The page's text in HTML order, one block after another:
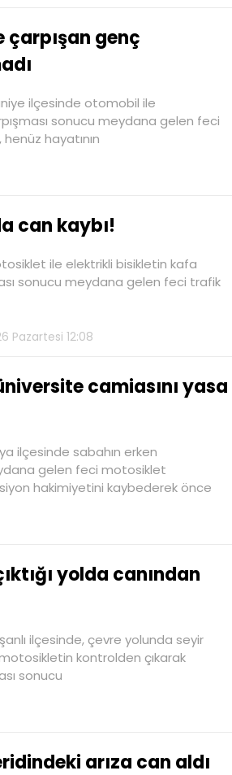
çarpışan genç
ilçesinde otomobil ile
sonucu meydana gelen feci
hayatının
can kaybı!
ile elektrikli bisikletin kafa
sonucu meydana gelen feci trafik
Pazartesi 12:08
camiasını yasa
ilçesinde sabahın erken
gelen feci motosiklet
hakimiyetini kaybederek önce
yolda canından
ilçesinde, çevre yolunda seyir
kontrolden çıkarak
sonucu
arıza can aldı